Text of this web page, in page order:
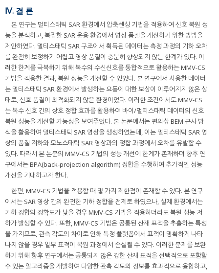
Ⅳ. 결 론
본 연구는 멀티스태틱 SAR 환경에서 압축센싱 기법을 적용하여 신호 복원 성
능을 분석하고, 복잡한 SAR 운용 환경에서 영상 품질을 개선하기 위한 방법을
제안하였다. 멀티스태틱 SAR 구조에서 획득된 데이터는 측정 과정의 기하 오차
를 완전히 보정하기 어렵고 영상 품질이 충분히 향상되지 않는 한계가 있다. 이
러한 한계를 극복하기 위해 복수의 수신신호를 통합적으로 활용하는 MMV-CS
기법을 적용한 결과, 복원 성능을 개선할 수 있었다. 본 연구에서 사용한 데이터
는 멀티스태틱 SAR 환경에서 발생하는 요동에 대한 보상이 이루어지지 않은 상
태로, 신호 품질이 최적화되지 않은 환경이었다. 이러한 조건에서도 MMV-CS
는 복수 신호 간의 상호 정합 효과를 활용하여 바이/멀티스태틱 데이터의 신호
복원 성능을 개선할 가능성을 보여주었다. 본 논문에서는 편의상 BEM 근사 방
식을 활용하여 멀티스태틱 SAR 영상을 생성하였는데, 이는 멀티스태틱 SAR 영
상의 품질 저하와 모노스태틱 SAR 영상과의 정합 과정에서 오차를 유발할 수
있다. 따라서 본 논문의 MMV-CS 기법의 성능 개선에 한계가 존재하며 향후 연
구에서는 BPA(back-projection algorithm) 정합을 수행하여 추가적인 성능
개선을 기대하고자 한다.
한편, MMV-CS 기법을 적용할 때 몇 가지 제한점이 존재할 수 있다. 본 연구
에서는 SAR 영상 간의 완전한 기하 정합을 전제로 하였으나, 실제 환경에서는
기하 정합의 정확도가 낮을 경우 MMV-CS 기법을 적용하더라도 복원 성능 저
하가 발생할 수 있다. 또한, MMV-CS 기법은 공통된 산재 표적을 추출하는 특성
을 가지므로, 관측 각도의 차이로 인해 특정 플랫폼에서 표적이 명확하게 나타
나지 않을 경우 일부 표적이 복원 과정에서 손실될 수 있다. 이러한 문제를 보완
하기 위해 향후 연구에서는 공통되지 않은 강한 산재 표적을 선택적으로 포함할
수 있는 알고리즘을 개발하여 다양한 관측 각도의 정보를 효과적으로 융합하고,